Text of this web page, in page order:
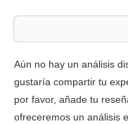
Funciones principales
Instalación y apps
Aún no hay un análisis
gustaría compartir tu
por favor, añade tu
ofreceremos un análisis